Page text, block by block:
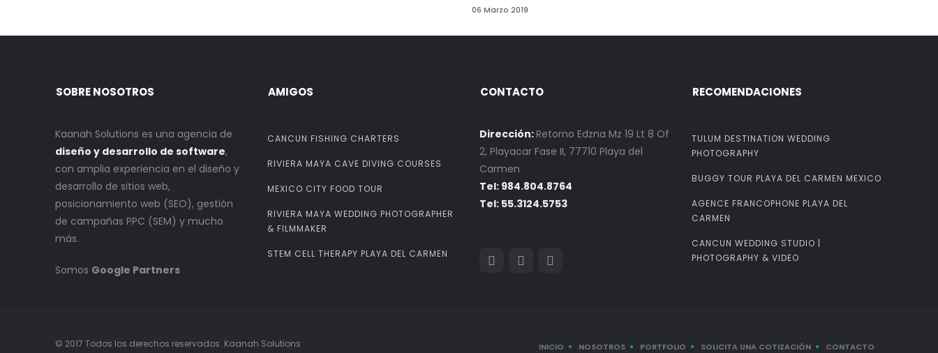
06 Marzo 2019
SOBRE NOSOTROS
Kaanah Solutions es una agencia de
diseño y desarrollo de software,
con amplia experiencia en el diseño y
desarrollo de sitios web,
posicionamiento web (SEO), gestión
de campañas PPC (SEM) y mucho
más.
Somos Google Partners
AMIGOS
CANCUN FISHING CHARTERS
RIVIERA MAYA CAVE DIVING COURSES
MEXICO CITY FOOD TOUR
RIVIERA MAYA WEDDING PHOTOGRAPHER
& FILMMAKER
STEM CELL THERAPY PLAYA DEL CARMEN
CONTACTO
Dirección:Retorno Edzna Mz 19 Lt 8 Of
2, Playacar Fase II, 77710 Playa del
Carmen
Tel: 984.804.8764
Tel: 55.3124.5753
RECOMENDACIONES
TULUM DESTINATION WEDDING
PHOTOGRAPHY
BUGGY TOUR PLAYA DEL CARMEN MEXICO
AGENCE FRANCOPHONE PLAYA DEL
CARMEN
CANCUN WEDDING STUDIO |
PHOTOGRAPHY & VIDEO
© 2017 Todos los derechos reservados. Kaanah Solutions INICIO NOSOTROS PORTFOLIO SOLICITA UNA COTIZACIÓN CONTACTO